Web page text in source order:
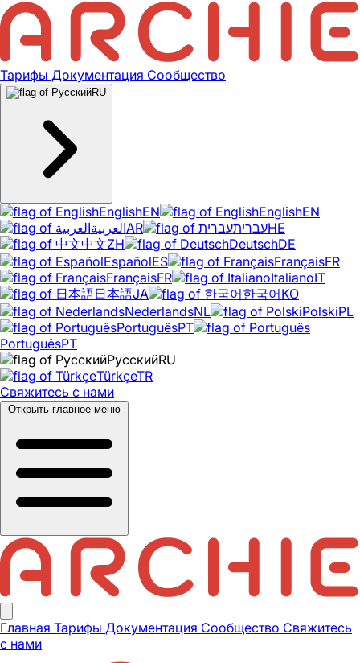
Тарифы Документация Сообщество
RU
EnglishEN EnglishEN
العربيةAR עבריתHE
中文ZH DeutschDE
EspañolES FrançaisFR
FrançaisFR ItalianoIT
日本語JA 한국어KO
NederlandsNL PolskiPL
PortuguêsPT
PortuguêsPT
РусскийRU
TürkçeTR
Свяжитесь с нами
Открыть главное меню
Главная Тарифы Документация Сообщество Свяжитесь
с нами